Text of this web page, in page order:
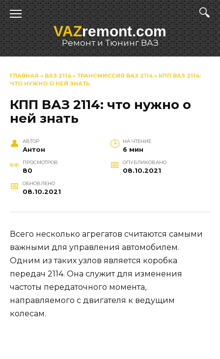
Перейти
к
содержаниюVAZremont.com
Ремонт и Тюнинг ВАЗ
ГЛАВНАЯ » ВАЗ 2114 » ТРАНСМИССИЯ ВАЗ 2114 » КПП ВАЗ 2114:
ЧТО НУЖНО О НЕЙ ЗНАТЬ
КПП ВАЗ 2114: что нужно о
ней знать
АВТОР
Антон
НА ЧТЕНИЕ
6 мин
ПРОСМОТРОВ
80
ОПУБЛИКОВАНО
08.10.2021
ОБНОВЛЕНО
08.10.2021
Всего несколько агрегатов считаются самыми
важными для управления автомобилем.
Одним из таких узлов является коробка
передач 2114. Она служит для изменения
частоты передаточного момента,
направляемого с двигателя к ведущим
колесам.